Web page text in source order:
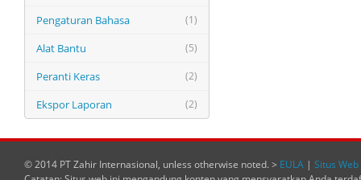
(1)
Pengaturan Bahasa
(5)
Alat Bantu
(2)
Peranti Keras
(2)
Ekspor Laporan
© 2014 PT Zahir Internasional, unless otherwise noted. > EULA | Situs